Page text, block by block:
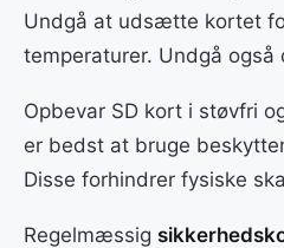
Undgå at udsætte kortet
temperaturer. Undgå
Opbevar SD kort i støvfri
er bedst at bruge
Disse forhindrer fysiske
Regelmæssig